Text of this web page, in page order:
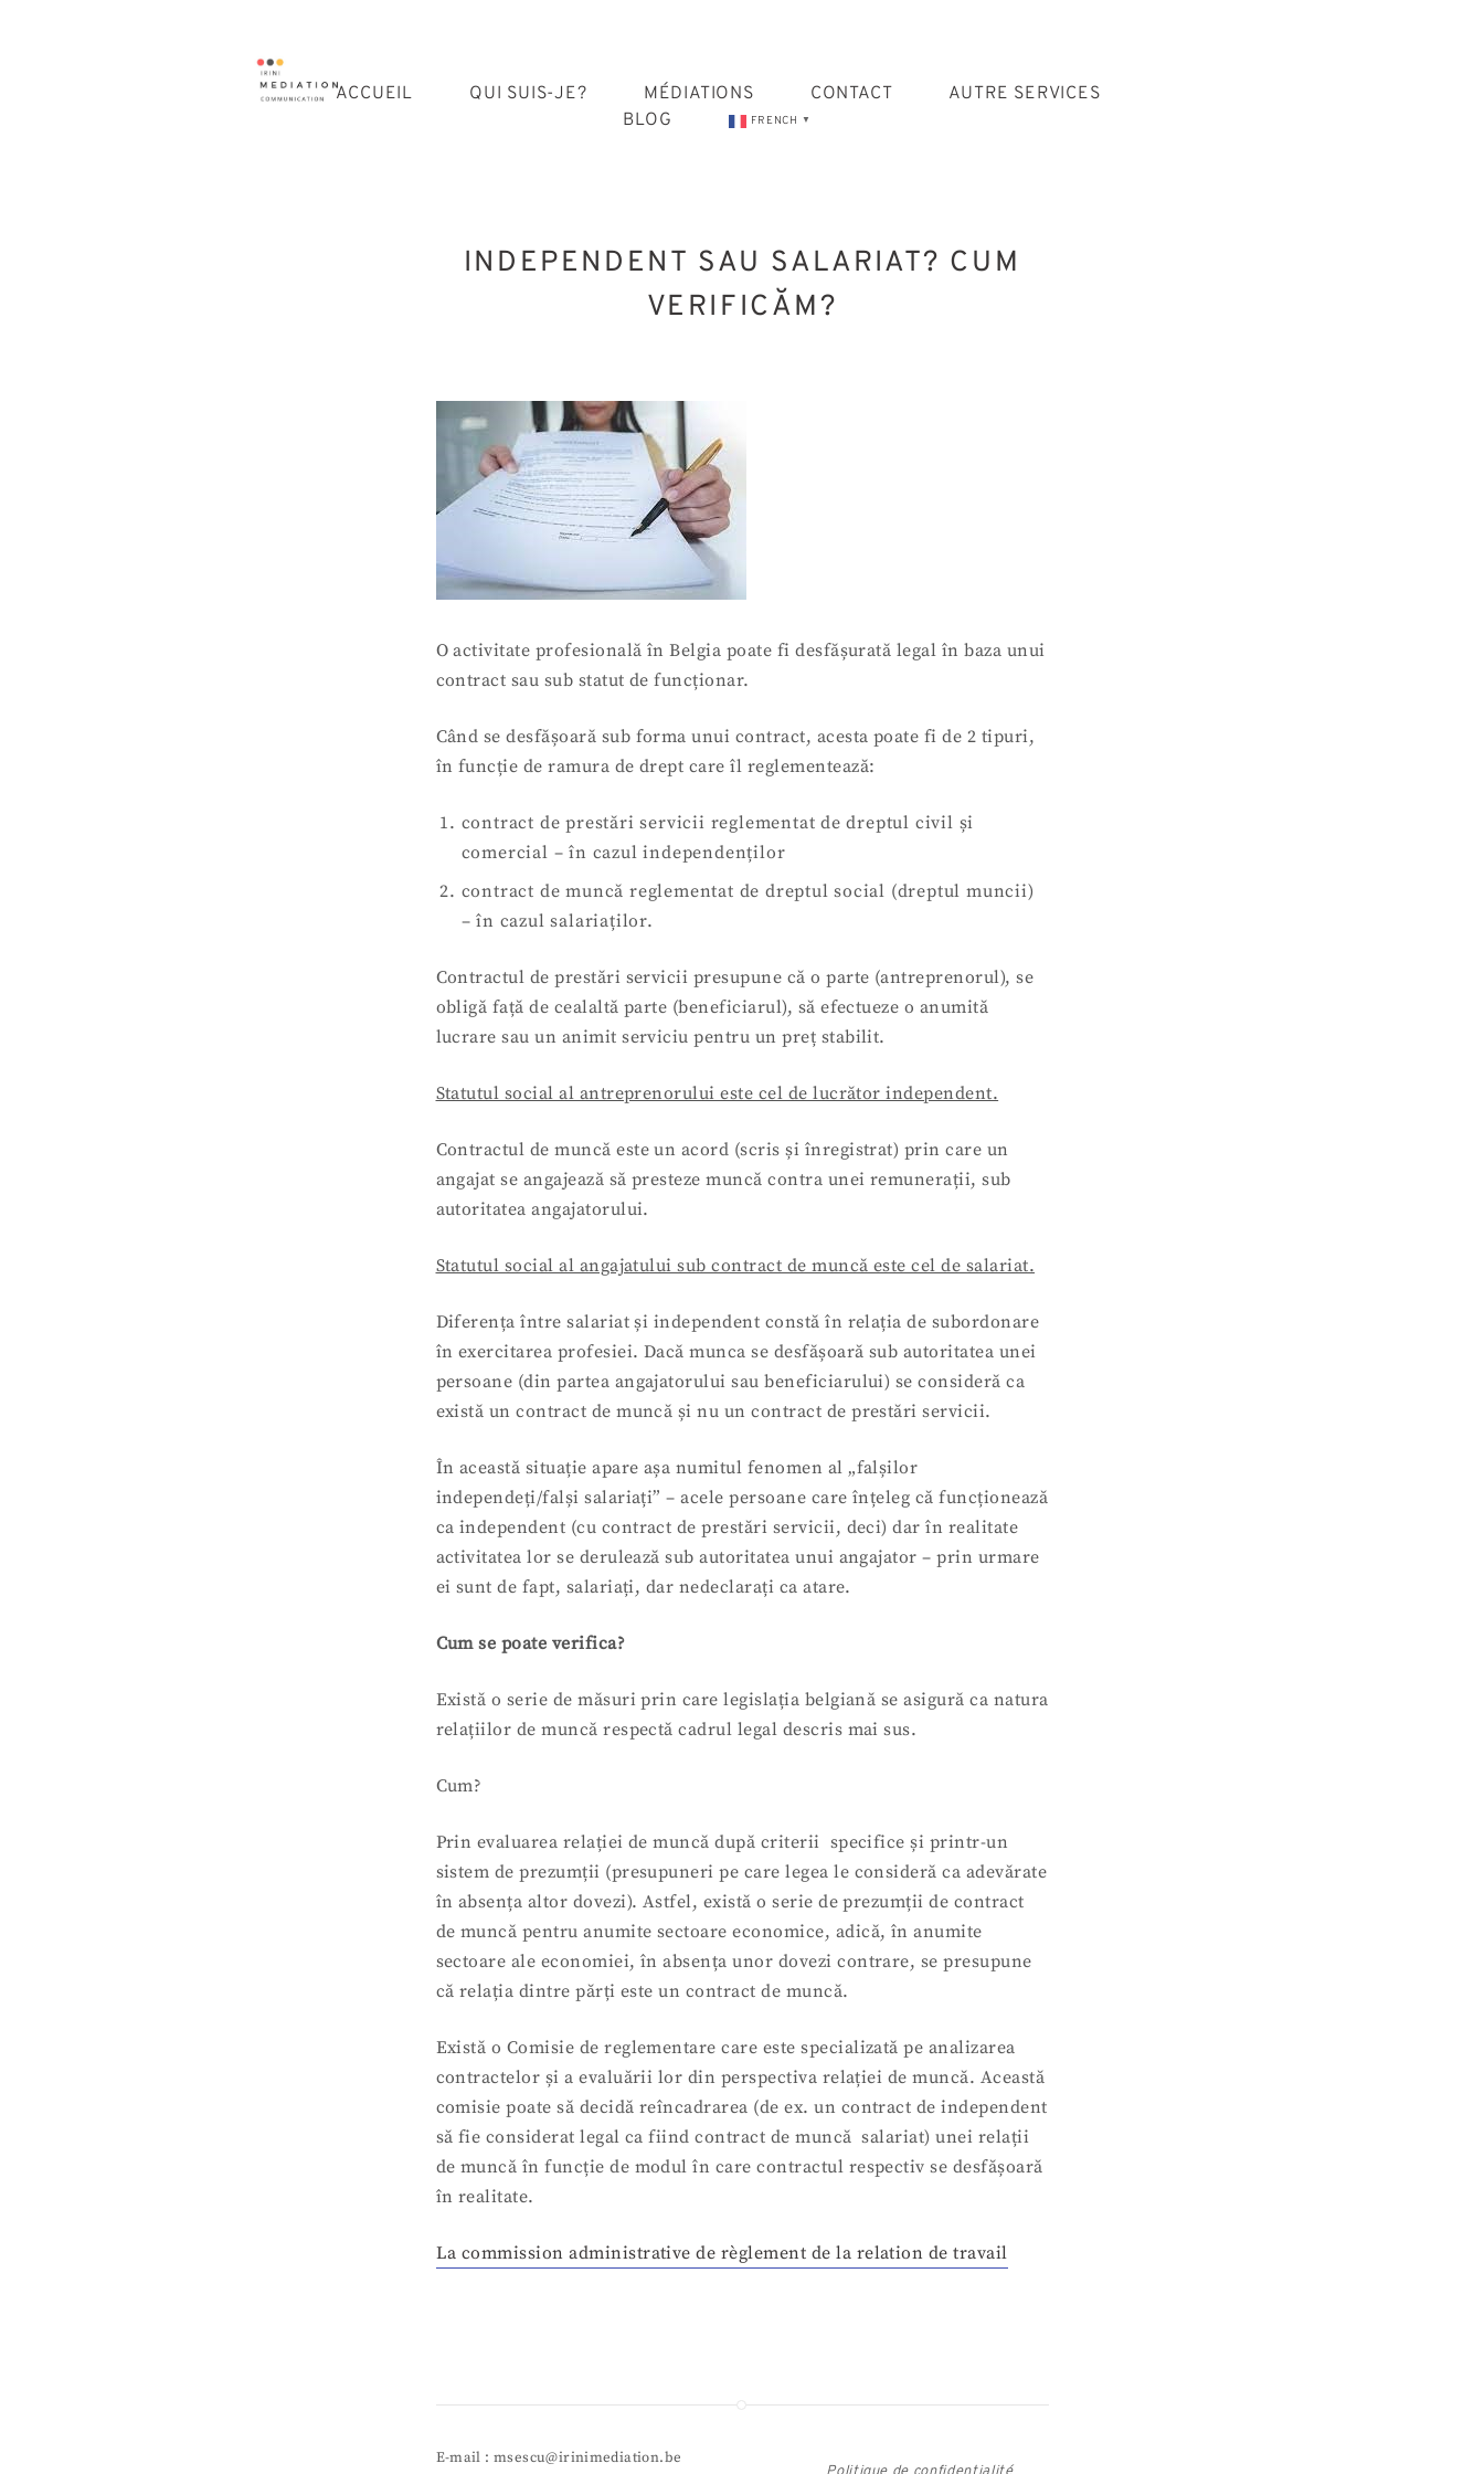
ACCUEIL QUI SUIS-JE? MÉDIATIONS CONTACT
AUTRE SERVICES
BLOG
FRENCH ▼
INDEPENDENT SAU SALARIAT? CUM
VERIFICĂM?
O activitate profesională în Belgia poate fi desfășurată legal în baza unui
contract sau sub statut de funcționar.
Când se desfășoară sub forma unui contract, acesta poate fi de 2 tipuri,
în funcție de ramura de drept care îl reglementează:
contract de prestări servicii reglementat de dreptul civil și
comercial – în cazul independenților
contract de muncă reglementat de dreptul social (dreptul muncii)
– în cazul salariaților.
Contractul de prestări servicii presupune că o parte (antreprenorul), se
obligă față de cealaltă parte (beneficiarul), să efectueze o anumită
lucrare sau un animit serviciu pentru un preț stabilit.
Statutul social al antreprenorului este cel de lucrător independent.
Contractul de muncă este un acord (scris și înregistrat) prin care un
angajat se angajează să presteze muncă contra unei remunerații, sub
autoritatea angajatorului.
Statutul social al angajatului sub contract de muncă este cel de salariat.
Diferența între salariat și independent constă în relația de subordonare
în exercitarea profesiei. Dacă munca se desfășoară sub autoritatea unei
persoane (din partea angajatorului sau beneficiarului) se consideră ca
există un contract de muncă și nu un contract de prestări servicii.
În această situație apare așa numitul fenomen al „falșilor
independeți/falși salariați” – acele persoane care înțeleg că funcționează
ca independent (cu contract de prestări servicii, deci) dar în realitate
activitatea lor se derulează sub autoritatea unui angajator – prin urmare
ei sunt de fapt, salariați, dar nedeclarați ca atare.
Cum se poate verifica?
Există o serie de măsuri prin care legislația belgiană se asigură ca natura
relațiilor de muncă respectă cadrul legal descris mai sus.
Cum?
Prin evaluarea relației de muncă după criterii specifice și printr-un
sistem de prezumții (presupuneri pe care legea le consideră ca adevărate
în absența altor dovezi). Astfel, există o serie de prezumții de contract
de muncă pentru anumite sectoare economice, adică, în anumite
sectoare ale economiei, în absența unor dovezi contrare, se presupune
că relația dintre părți este un contract de muncă.
Există o Comisie de reglementare care este specializată pe analizarea
contractelor și a evaluării lor din perspectiva relației de muncă. Această
comisie poate să decidă reîncadrarea (de ex. un contract de independent
să fie considerat legal ca fiind contract de muncă salariat) unei relații
de muncă în funcție de modul în care contractul respectiv se desfășoară
în realitate.
La commission administrative de règlement de la relation de travail
E-mail : msescu@irinimediation.be